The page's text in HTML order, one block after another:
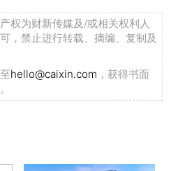
权为财新传媒及/或相关权利人
，禁止进行转载、摘编、复制及
hello@caixin.com ，获得书面